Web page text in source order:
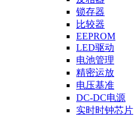
锁存器
比较器
EEPROM
LED驱动
电池管理
精密运放
电压基准
DC-DC电源
实时时钟芯片